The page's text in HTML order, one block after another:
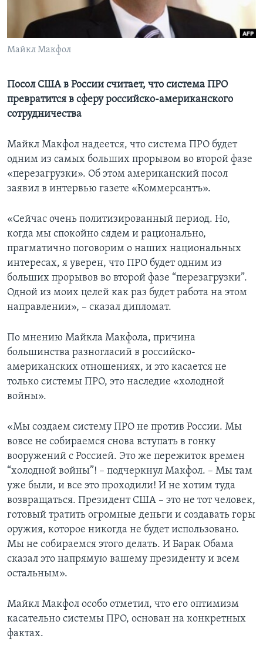
Learning English
СОЦИАЛЬНЫЕ СЕТИ
Языки
Майкл Макфол
Посол США в России считает, что система ПРО
превратится в сферу российско-американского
сотрудничества
Майкл Макфол надеется, что система ПРО будет
одним из самых больших прорывом во второй фазе
«перезагрузки». Об этом американский посол
заявил в интервью газете «Коммерсантъ».
«Сейчас очень политизированный период. Но,
когда мы спокойно сядем и рационально,
прагматично поговорим о наших национальных
интересах, я уверен, что ПРО будет одним из
больших прорывов во второй фазе “перезагрузки”.
Одной из моих целей как раз будет работа на этом
направлении», – сказал дипломат.
По мнению Майкла Макфола, причина
большинства разногласий в российско-
американских отношениях, и это касается не
только системы ПРО, это наследие «холодной
войны».
«Мы создаем систему ПРО не против России. Мы
вовсе не собираемся снова вступать в гонку
вооружений с Россией. Это же пережиток времен
“холодной войны”! – подчеркнул Макфол. – Мы там
уже были, и все это проходили! И не хотим туда
возвращаться. Президент США – это не тот человек,
готовый тратить огромные деньги и создавать горы
оружия, которое никогда не будет использовано.
Мы не собираемся этого делать. И Барак Обама
сказал это напрямую вашему президенту и всем
остальным».
Майкл Макфол особо отметил, что его оптимизм
касательно системы ПРО, основан на конкретных
фактах.